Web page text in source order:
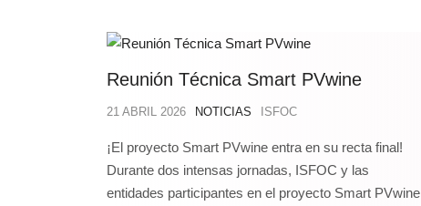
Reunión Técnica Smart PVwine
21 ABRIL 2026 NOTICIAS ISFOC
¡El proyecto Smart PVwine entra en su recta final!
Durante dos intensas jornadas, ISFOC y las
entidades participantes en el proyecto Smart PVwine